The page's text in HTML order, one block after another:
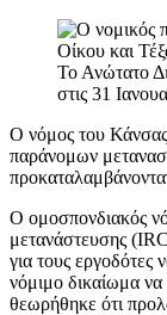
Το Ανώτατο
στις 31
Ο νόμος του Κάνσας
παράνομων
Ο ομοσπονδιακός
μετανάστευσης
για τους
νόμιμο δικαίωμα να
θεωρήθηκε ότι